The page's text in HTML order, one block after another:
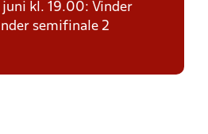
kl. 19.00: Vinder
semifinale 2